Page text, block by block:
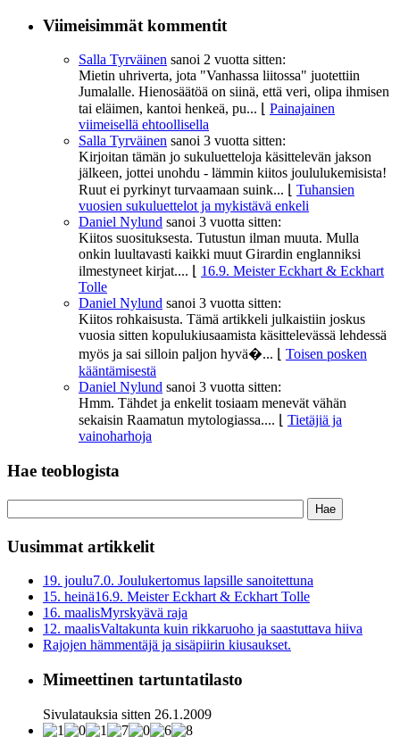
Viimeisimmät kommentit
Salla Tyrväinen sanoi 2 vuotta sitten:
Mietin uhriverta, jota "Vanhassa liitossa" juotettiin
Jumalalle. Hienosäätöä on siinä, että veri, olipa ihmisen
tai eläimen, kantoi henkeä, pu...
Painajainen
viimeisellä ehtoollisella
Salla Tyrväinen sanoi 3 vuotta sitten:
Kirjoitan tämän jo sukuluetteloja käsittelevän jakson
jälkeen, jottei unohdu - lämmin kiitos joululukemisista!
Ruut ei pyrkinyt turvaamaan suink...
Tuhansien
vuosien sukuluettelot ja mykistävä enkeli
Daniel Nylund sanoi 3 vuotta sitten:
Kiitos suosituksesta. Tutustun ilman muuta. Mulla
onkin luultavasti kaikki muut Girardin englanniksi
ilmestyneet kirjat....
16.9. Meister Eckhart & Eckhart
Tolle
Daniel Nylund sanoi 3 vuotta sitten:
Kiitos rohkaisusta. Tämä artikkeli julkaistiin joskus
vuosia sitten kopulukiusaamista käsittelevässä lehdessä
myös ja sai silloin paljon hyvä�...
Toisen posken
kääntämisestä
Daniel Nylund sanoi 3 vuotta sitten:
Hmm. Tähdet ja enkelit tosiaam menevät vähän
sekaisin Raamatun mytologiassa....
Tietäjiä ja
vainoharhoja
Hae teoblogista
Uusimmat artikkelit
19. joulu7.0. Joulukertomus lapsille sanoitettuna
15. heinä16.9. Meister Eckhart & Eckhart Tolle
16. maalisMyrskyävä raja
12. maalisValtakunta kuin rikkaruoho ja saastuttava hiiva
Rajojen hämmentäjä ja sisäpiirin kiusaukset.
Mimeettinen tartuntatilasto
Sivulatauksia sitten 26.1.2009